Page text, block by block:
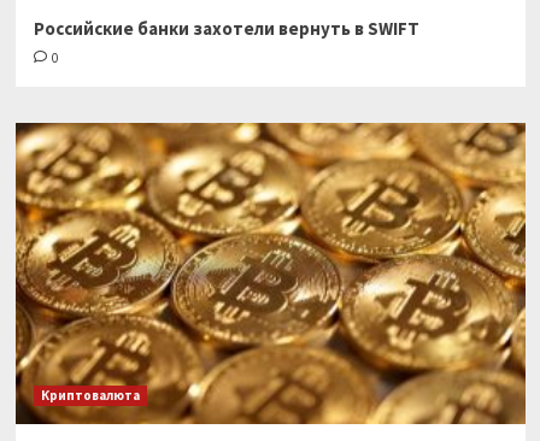
Российские банки захотели вернуть в SWIFT
0
Криптовалюта